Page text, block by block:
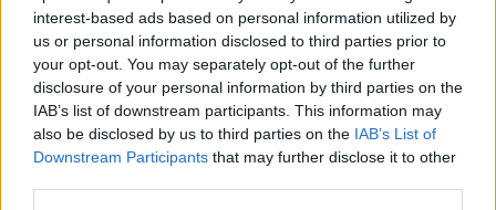
interest-based ads based on personal information utilized by
us or personal information disclosed to third parties prior to
your opt-out. You may separately opt-out of the further
disclosure of your personal information by third parties on the
IAB’s list of downstream participants. This information may
also be disclosed by us to third parties on the IAB’s List of
Downstream Participants that may further disclose it to other